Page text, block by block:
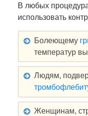
В любых
использовать
Болеющему
температур
Людям,
Женщинам,